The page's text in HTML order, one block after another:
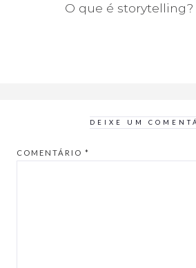
O que é storytelling?
DEIXE UM
COMENTÁRIO *